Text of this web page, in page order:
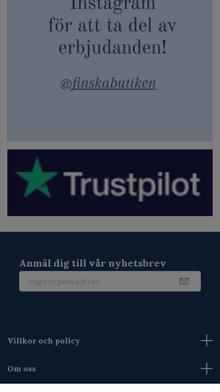
Anmäl dig till vår nyhetsbrev
Villkor och policy
Om oss